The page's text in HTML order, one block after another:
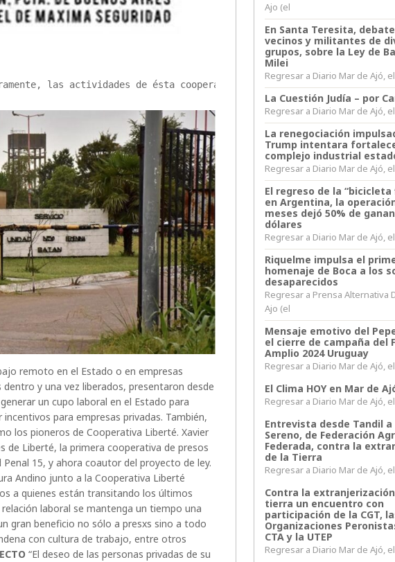
las actividades de ésta cooperativa de la Cárcel de Batán,
remoto en el Estado o en empresas
y una vez liberados, presentaron desde
un cupo laboral en el Estado para
para empresas privadas. También,
los pioneros de Cooperativa Liberté. Xavier
de Liberté, la primera cooperativa de presos
15, y ahora coautor del proyecto de ley.
Andino junto a la Cooperativa Liberté
a quienes están transitando los últimos
laboral se mantenga un tiempo una
gran beneficio no sólo a presxs sino a todo
con cultura de trabajo, entre otros
“El deseo de las personas privadas de su
Ajo (el
En Santa Teresita,
vecinos y militantes de
grupos, sobre la Ley de
Milei
Regresar a Diario Mar de Ajó,
La Cuestión Judía – por
Regresar a Diario Mar de Ajó,
La renegociación
Trump intentara
complejo industrial
Regresar a Diario Mar de Ajó,
El regreso de la
en Argentina, la
meses dejó 50% de
dólares
Regresar a Diario Mar de Ajó,
Riquelme impulsa el
homenaje de Boca a los
desaparecidos
Regresar a Prensa Alternativa
Ajo (el
Mensaje emotivo del
el cierre de campaña del
Amplio 2024 Uruguay
Regresar a Diario Mar de Ajó,
El Clima HOY en Mar de
Regresar a Diario Mar de Ajó,
Entrevista desde Tandil a
Sereno, de Federación
Federada, contra la
de la Tierra
Regresar a Diario Mar de Ajó,
Contra la
tierra un encuentro con
participación de la CGT,
Organizaciones
CTA y la UTEP
Regresar a Diario Mar de Ajó,